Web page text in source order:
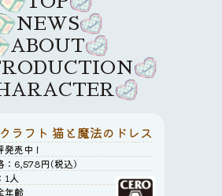
NEWS
ABOUT
ラフト 猫と魔法のドレス
売中！
：6,578円(税込)
1人
年齢